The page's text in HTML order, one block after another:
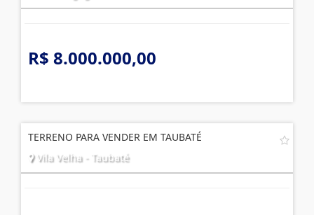
R$ 8.000.000,00
TERRENO PARA VENDER EM TAUBATÉ
Vila Velha - Taubaté